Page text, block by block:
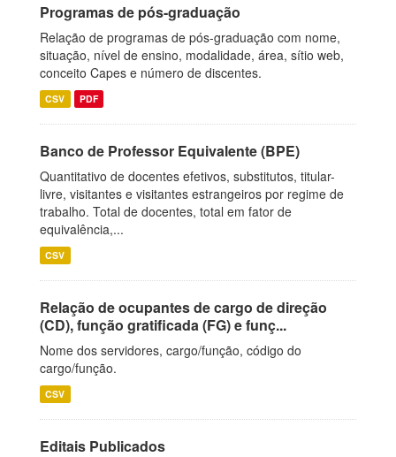
Programas de pós-graduação
Relação de programas de pós-graduação com nome,
situação, nível de ensino, modalidade, área, sítio web,
conceito Capes e número de discentes.
CSV PDF
Banco de Professor Equivalente (BPE)
Quantitativo de docentes efetivos, substitutos, titular-
livre, visitantes e visitantes estrangeiros por regime de
trabalho. Total de docentes, total em fator de
equivalência,...
CSV
Relação de ocupantes de cargo de direção
(CD), função gratificada (FG) e funç...
Nome dos servidores, cargo/função, código do
cargo/função.
CSV
Editais Publicados